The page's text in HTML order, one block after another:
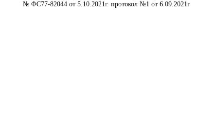
№ ФС77-82044 от 5.10.2021г. протокол №1 от 6.09.2021г